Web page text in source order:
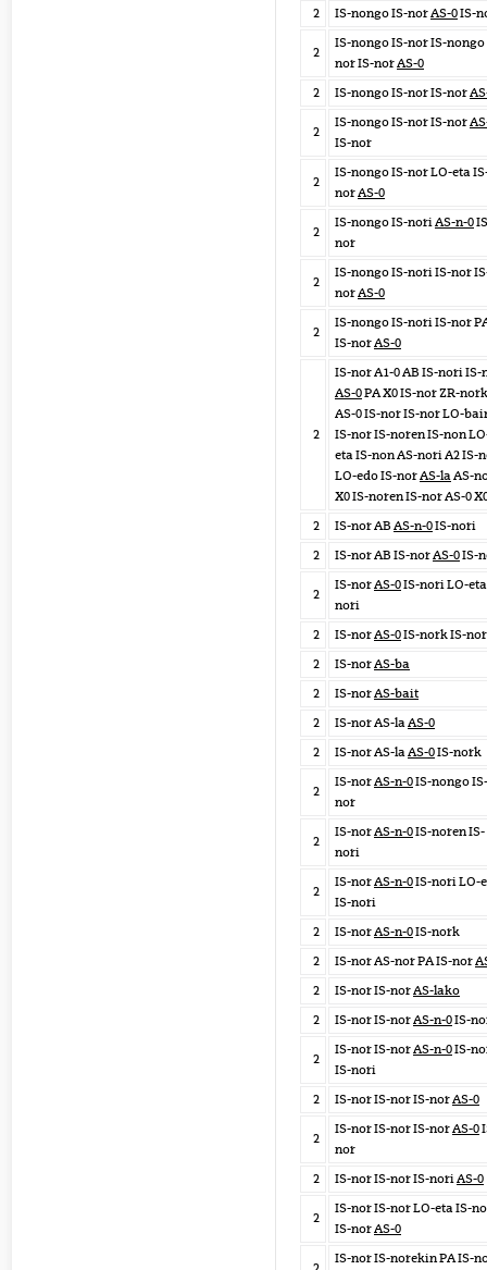
2 IS-nongo IS-norAS-0IS-
2
IS-nongo IS-nor IS-nongo
nor IS-norAS-0
2
IS-nongo IS-nor IS-nor
2
IS-nongo IS-nor IS-nor
IS-nor
2
IS-nongo IS-nor LO-eta
norAS-0
2
IS-nongo IS-noriAS-n-0
nor
2
IS-nongo IS-nori IS-nor
norAS-0
2
IS-nongo IS-nori IS-nor
IS-norAS-0
2
IS-nor A1-0 AB IS-nori IS-
AS-0PA X0 IS-nor ZR-nork
AS-0 IS-nor IS-nor LO-
IS-nor IS-noren IS-non
eta IS-non AS-nori A2 IS-
LO-edo IS-norAS-laAS-
X0 IS-noren IS-nor AS-0
2
IS-nor AB AS-n-0IS-nori
2
IS-nor AB IS-norAS-0IS-
2
IS-norAS-0IS-nori LO-
nori
2
IS-norAS-0IS-nork IS-
2
IS-norAS-ba
2
IS-norAS-bait
2
IS-nor AS-laAS-0
2
IS-nor AS-laAS-0IS-nork
2
IS-norAS-n-0IS-nongo IS-
nor
2
IS-norAS-n-0IS-noren IS-
nori
2
IS-norAS-n-0IS-nori LO-
IS-nori
2
IS-norAS-n-0IS-nork
2
IS-nor AS-nor PA IS-nor
2
IS-nor IS-norAS-lako
2
IS-nor IS-norAS-n-0IS-
2
IS-nor IS-norAS-n-0IS-
IS-nori
2
IS-nor IS-nor IS-norAS-0
2
IS-nor IS-nor IS-norAS-0
nor
2
IS-nor IS-nor IS-noriAS-0
2
IS-nor IS-nor LO-eta IS-
IS-norAS-0
IS-nor IS-norekin PA IS-